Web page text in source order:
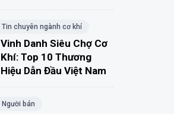
Tin chuyên ngành cơ khí
Vinh Danh Siêu Chợ Cơ
Khí: Top 10 Thương
Hiệu Dẫn Đầu Việt Nam
Người bán